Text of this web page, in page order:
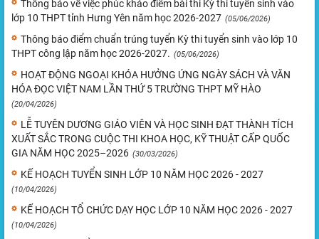
Thông báo về việc phúc khảo điểm bài thi Kỳ thi tuyển sinh vào
lớp 10 THPT tỉnh Hưng Yên năm học 2026-2027 (05/06/2026)
Thông báo điểm chuẩn trúng tuyển Kỳ thi tuyển sinh vào lớp 10
THPT công lập năm học 2026-2027. (05/06/2026)
HOẠT ĐỘNG NGOẠI KHÓA HƯỞNG ỨNG NGÀY SÁCH VÀ VĂN
HÓA ĐỌC VIỆT NAM LẦN THỨ 5 TRƯỜNG THPT MỸ HÀO
(20/04/2026)
LỄ TUYÊN DƯƠNG GIÁO VIÊN VÀ HỌC SINH ĐẠT THÀNH TÍCH
XUẤT SẮC TRONG CUỘC THI KHOA HỌC, KỸ THUẬT CẤP QUỐC
GIA NĂM HỌC 2025–2026 (30/03/2026)
KẾ HOẠCH TUYỂN SINH LỚP 10 NĂM HỌC 2026 - 2027
(10/04/2026)
KẾ HOẠCH TỔ CHỨC DẠY HỌC LỚP 10 NĂM HỌC 2026 - 2027
(10/04/2026)